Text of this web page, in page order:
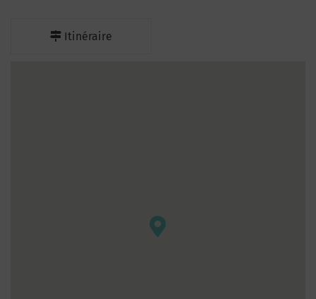
Itinéraire